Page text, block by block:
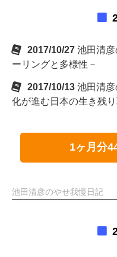
2017/10/27 池田清
ーリングと多様性－
2017/10/13 池田清
化が進む日本の生き残り
1ヶ月分
池田清彦のやせ我慢日記